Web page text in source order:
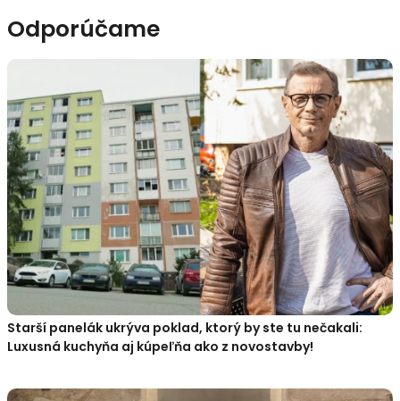
Odporúčame
Starší panelák ukrýva poklad, ktorý by ste tu nečakali:
Luxusná kuchyňa aj kúpeľňa ako z novostavby!